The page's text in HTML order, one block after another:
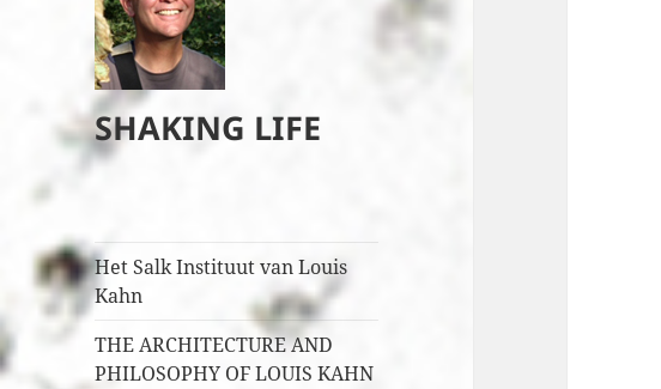
SHAKING LIFE
Het Salk Instituut van Louis
Kahn
THE ARCHITECTURE AND
PHILOSOPHY OF LOUIS KAHN